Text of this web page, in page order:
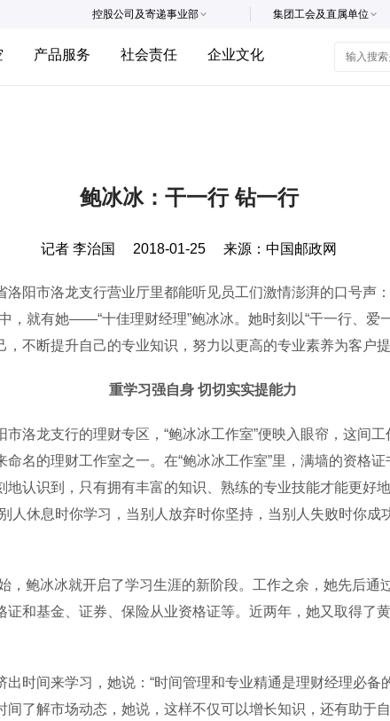
集团工会及直属单位
控股公司及寄递事业部
产品服务 社会责任 企业文化
鲍冰冰：干一行 钻一行
记者 李治国 2018-01-25 来源： 中国邮政网
市洛龙支行营业厅里都能听见员工们激情澎湃的口号声：
，就有她——“十佳理财经理”鲍冰冰。她时刻以“干一行、爱
不断提升自己的专业知识，努力以更高的专业素养为客户
重学习强自身 切切实实提能力
龙支行的理财专区，“鲍冰冰工作室”便映入眼帘，这间工
名的理财工作室之一。在“鲍冰冰工作室”里，满墙的资格
地认识到，只有拥有丰富的知识、熟练的专业技能才能更好
人休息时你学习，当别人放弃时你坚持，当别人失败时你成
鲍冰冰就开启了学习生涯的新阶段。工作之余，她先后通
证和基金、证券、保险从业资格证等。近两年，她又取得了
间来学习，她说：“时间管理和专业精通是理财经理必备
间了解市场动态，她说，这样不仅可以增长知识，还有助于